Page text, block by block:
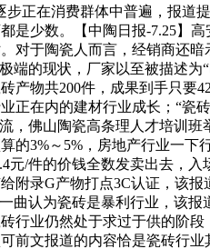
正在消费群体中普遍，报道
少数。【中陶日报-7.25】
于陶瓷人而言，经销商还
的现状，厂家以至被描述
物共200件，成果到手只
在内的建材行业成长；“
，佛山陶瓷高条理人才培训
3%～5%，房地产行业一
/件的价钱全数发卖出去，
录G产物打点3C认证，该
认为瓷砖是暴利行业，该
行业仍然处于求过于供的阶
文报道的内容恰是瓷砖行